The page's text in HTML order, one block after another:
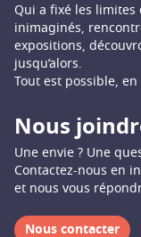
Qui a fixé les limites
inimaginés,
expositions,
jusqu’alors.
Tout est possible, en
Nous
Une envie ? Une
Contactez-nous en
et nous vous
Nous contacter